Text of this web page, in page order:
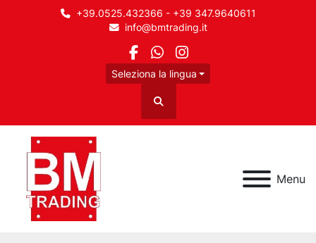
+39.0525.432366 - +39 347.9640611
info@bmtrading.it
facebook
whatsapp
instagram
Seleziona la lingua
Cerca
Menu